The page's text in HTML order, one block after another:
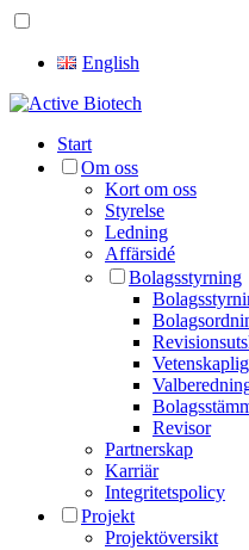
English
Start
Om oss
Kort om oss
Styrelse
Ledning
Affärsidé
Bolagsstyrning
Revisor
Partnerskap
Karriär
Integritetspolicy
Projekt
Projektöversikt